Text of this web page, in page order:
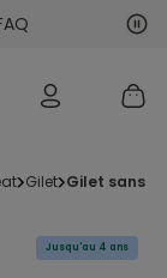
gilet gilet sans
Jusqu'au 4 ans